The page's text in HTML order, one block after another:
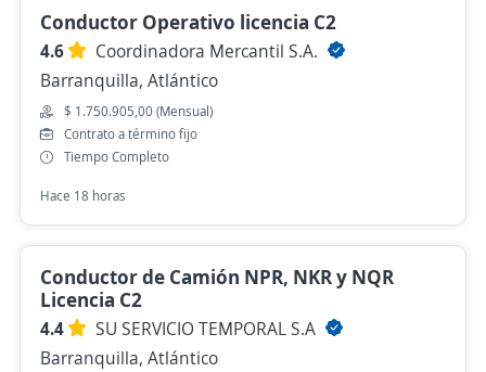
Conductor Operativo licencia C2
4.6
Coordinadora Mercantil S.A.
Barranquilla, Atlántico
$ 1.750.905,00 (Mensual)
Contrato a término fijo
Tiempo Completo
Hace 18 horas
Conductor de Camión NPR, NKR y NQR
Licencia C2
4.4
SU SERVICIO TEMPORAL S.A
Barranquilla, Atlántico